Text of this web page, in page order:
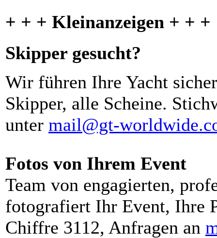
+ + + Kleinanzeigen + + +
Skipper gesucht?
Wir führen Ihre Yacht
Skipper, alle Scheine.
unter mail@gt-
Fotos von Ihrem Event
Team von engagierten,
fotografiert Ihr Event, Ihre
Chiffre 3112, Anfragen an